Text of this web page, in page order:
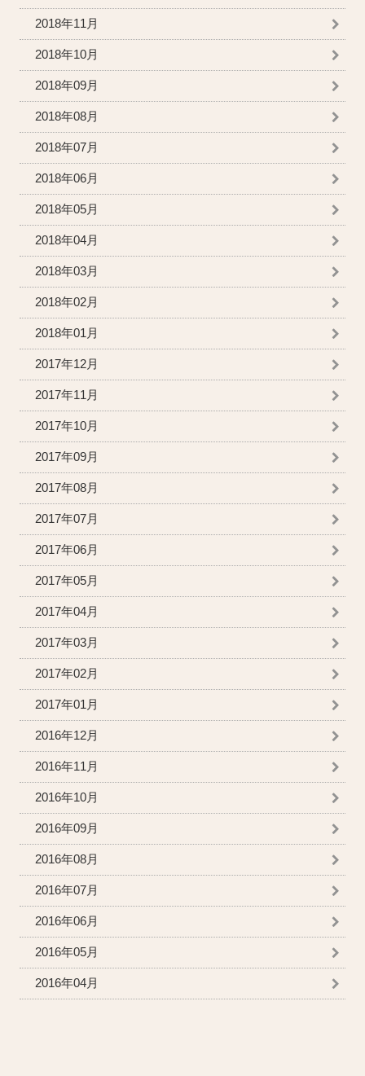
2018年11月
2018年10月
2018年09月
2018年08月
2018年07月
2018年06月
2018年05月
2018年04月
2018年03月
2018年02月
2018年01月
2017年12月
2017年11月
2017年10月
2017年09月
2017年08月
2017年07月
2017年06月
2017年05月
2017年04月
2017年03月
2017年02月
2017年01月
2016年12月
2016年11月
2016年10月
2016年09月
2016年08月
2016年07月
2016年06月
2016年05月
2016年04月